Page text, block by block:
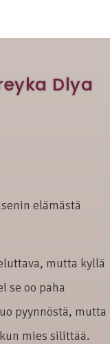
Dlya
elämästä
mutta kyllä
se oo paha
pyynnöstä, mutta
mies silittää.